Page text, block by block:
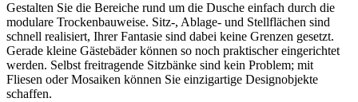
Gestalten Sie die Bereiche rund um die Dusche einfach durch die
modulare Trockenbauweise. Sitz-, Ablage- und Stellflächen sind
schnell realisiert, Ihrer Fantasie sind dabei keine Grenzen gesetzt.
Gerade kleine Gästebäder können so noch praktischer eingerichtet
werden. Selbst freitragende Sitzbänke sind kein Problem; mit
Fliesen oder Mosaiken können Sie einzigartige Designobjekte
schaffen.